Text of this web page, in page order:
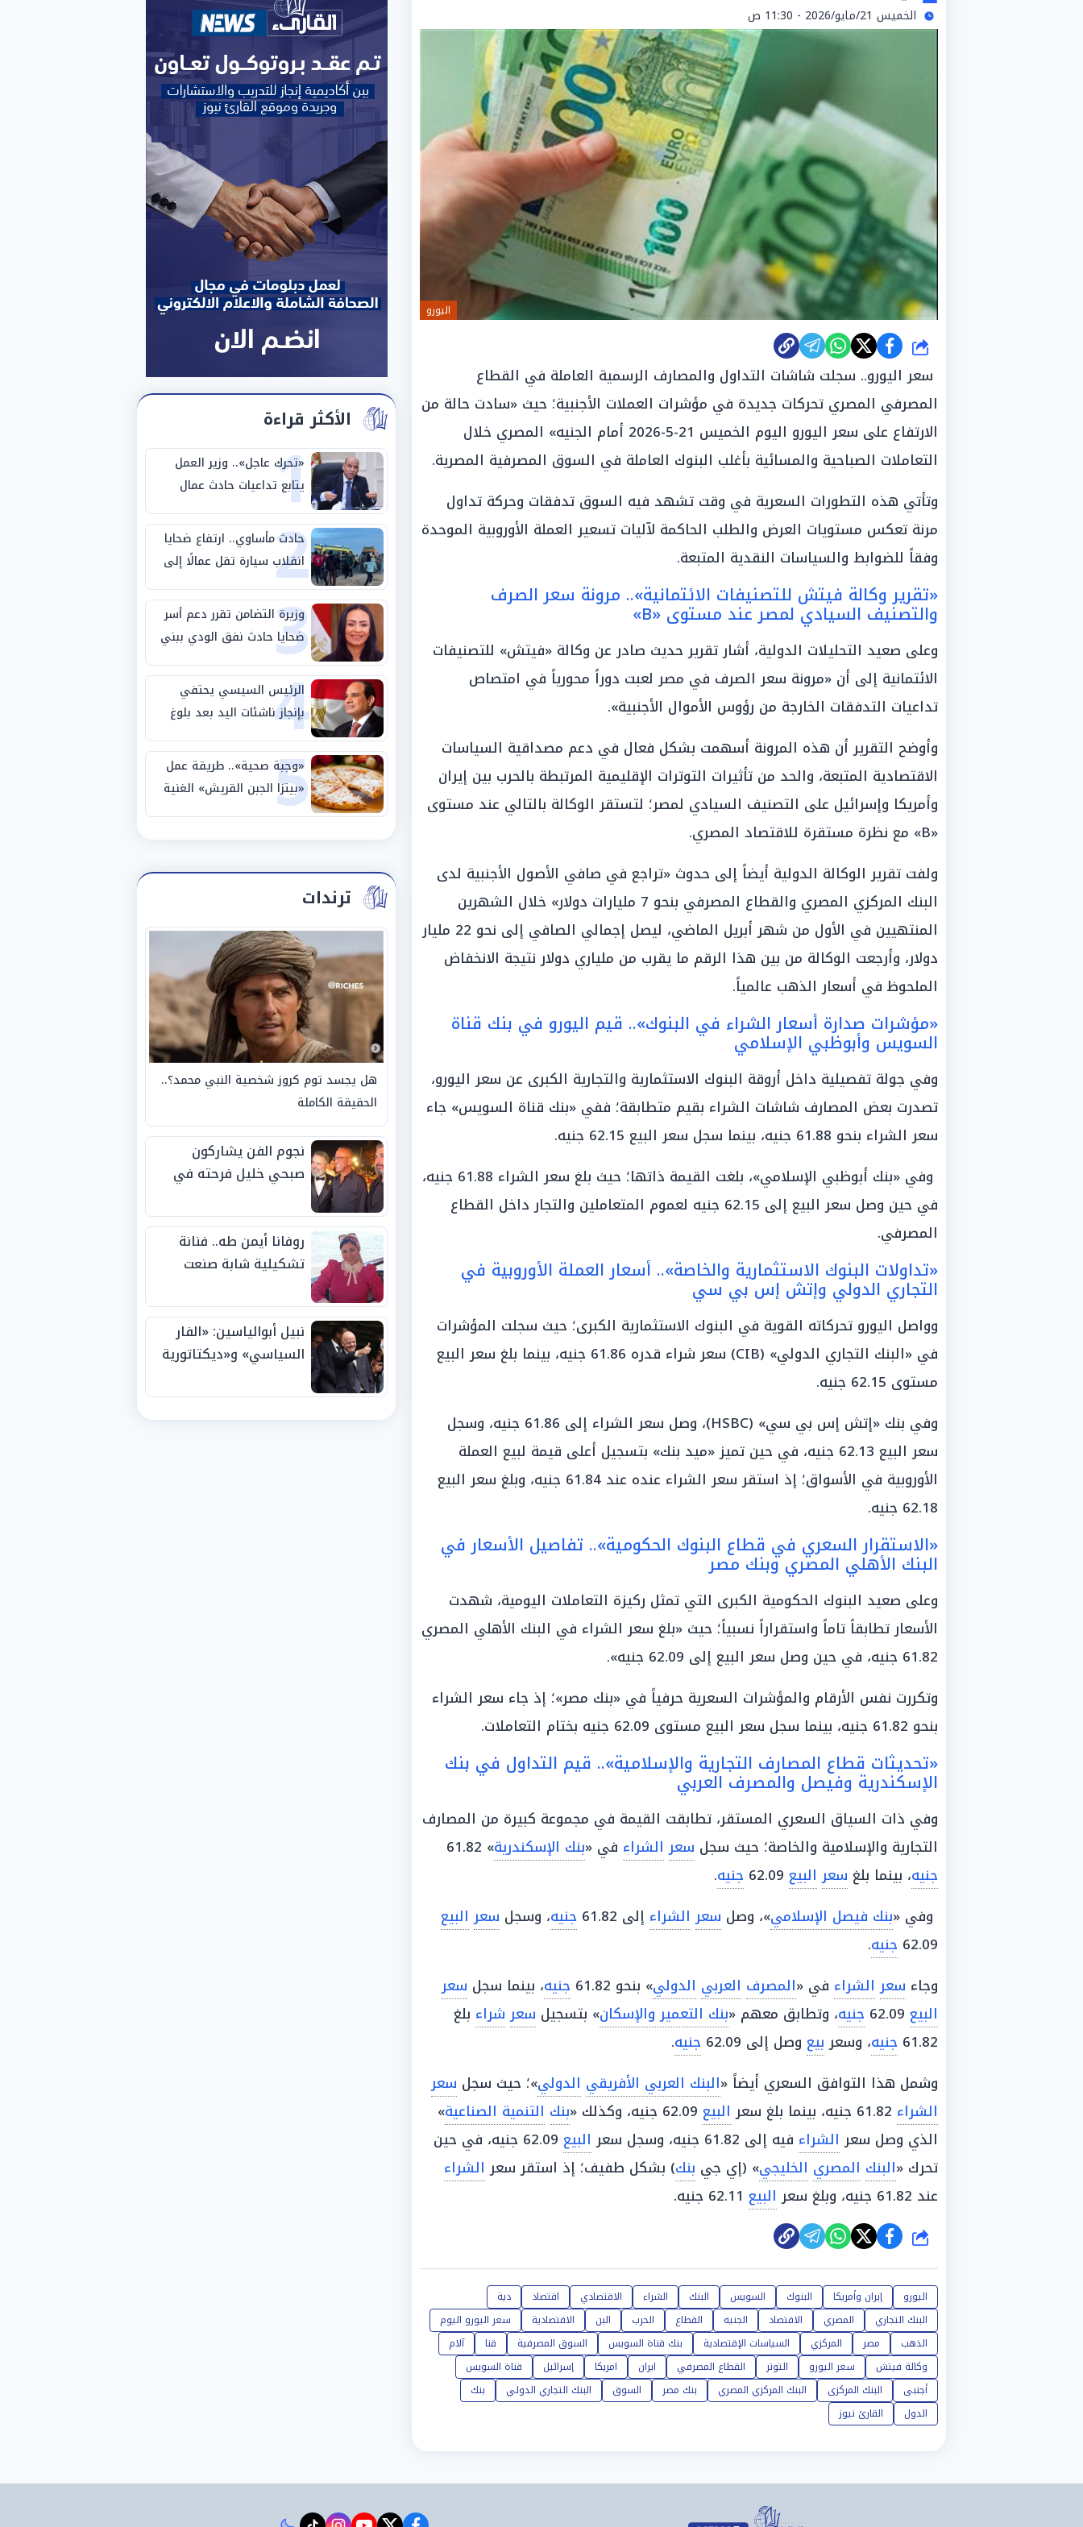
الخميس 21/مايو/2026 - 11:30 ص
اليورو
شارك
سعر اليورو.. سجلت شاشات التداول والمصارف الرسمية العاملة في القطاع
المصرفي المصري تحركات جديدة في مؤشرات العملات الأجنبية؛ حيث «سادت حالة من
الارتفاع على سعر اليورو اليوم الخميس 21-5-2026 أمام الجنيه» المصري خلال
التعاملات الصباحية والمسائية بأغلب البنوك العاملة في السوق المصرفية المصرية.
وتأتي هذه التطورات السعرية في وقت تشهد فيه السوق تدفقات وحركة تداول
مرنة تعكس مستويات العرض والطلب الحاكمة لآليات تسعير العملة الأوروبية الموحدة
وفقاً للضوابط والسياسات النقدية المتبعة.
«تقرير وكالة فيتش للتصنيفات الائتمانية».. مرونة سعر الصرف
والتصنيف السيادي لمصر عند مستوى «B»
وعلى صعيد التحليلات الدولية، أشار تقرير حديث صادر عن وكالة «فيتش» للتصنيفات
الائتمانية إلى أن «مرونة سعر الصرف في مصر لعبت دوراً محورياً في امتصاص
تداعيات التدفقات الخارجة من رؤوس الأموال الأجنبية».
وأوضح التقرير أن هذه المرونة أسهمت بشكل فعال في دعم مصداقية السياسات
الاقتصادية المتبعة، والحد من تأثيرات التوترات الإقليمية المرتبطة بالحرب بين إيران
وأمريكا وإسرائيل على التصنيف السيادي لمصر؛ لتستقر الوكالة بالتالي عند مستوى
«B» مع نظرة مستقرة للاقتصاد المصري.
ولفت تقرير الوكالة الدولية أيضاً إلى حدوث «تراجع في صافي الأصول الأجنبية لدى
البنك المركزي المصري والقطاع المصرفي بنحو 7 مليارات دولار» خلال الشهرين
المنتهيين في الأول من شهر أبريل الماضي، ليصل إجمالي الصافي إلى نحو 22 مليار
دولار، وأرجعت الوكالة من بين هذا الرقم ما يقرب من ملياري دولار نتيجة الانخفاض
الملحوظ في أسعار الذهب عالمياً.
«مؤشرات صدارة أسعار الشراء في البنوك».. قيم اليورو في بنك قناة
السويس وأبوظبي الإسلامي
وفي جولة تفصيلية داخل أروقة البنوك الاستثمارية والتجارية الكبرى عن سعر اليورو،
تصدرت بعض المصارف شاشات الشراء بقيم متطابقة؛ ففي «بنك قناة السويس» جاء
سعر الشراء بنحو 61.88 جنيه، بينما سجل سعر البيع 62.15 جنيه.
وفي «بنك أبوظبي الإسلامي»، بلغت القيمة ذاتها؛ حيث بلغ سعر الشراء 61.88 جنيه،
في حين وصل سعر البيع إلى 62.15 جنيه لعموم المتعاملين والتجار داخل القطاع
المصرفي.
«تداولات البنوك الاستثمارية والخاصة».. أسعار العملة الأوروبية في
التجاري الدولي وإتش إس بي سي
وواصل اليورو تحركاته القوية في البنوك الاستثمارية الكبرى؛ حيث سجلت المؤشرات
في «البنك التجاري الدولي» (CIB) سعر شراء قدره 61.86 جنيه، بينما بلغ سعر البيع
مستوى 62.15 جنيه.
وفي بنك «إتش إس بي سي» (HSBC)، وصل سعر الشراء إلى 61.86 جنيه، وسجل
سعر البيع 62.13 جنيه، في حين تميز «ميد بنك» بتسجيل أعلى قيمة لبيع العملة
الأوروبية في الأسواق؛ إذ استقر سعر الشراء عنده عند 61.84 جنيه، وبلغ سعر البيع
62.18 جنيه.
«الاستقرار السعري في قطاع البنوك الحكومية».. تفاصيل الأسعار في
البنك الأهلي المصري وبنك مصر
وعلى صعيد البنوك الحكومية الكبرى التي تمثل ركيزة التعاملات اليومية، شهدت
الأسعار تطابقاً تاماً واستقراراً نسبياً؛ حيث «بلغ سعر الشراء في البنك الأهلي المصري
61.82 جنيه، في حين وصل سعر البيع إلى 62.09 جنيه».
وتكررت نفس الأرقام والمؤشرات السعرية حرفياً في «بنك مصر»؛ إذ جاء سعر الشراء
بنحو 61.82 جنيه، بينما سجل سعر البيع مستوى 62.09 جنيه بختام التعاملات.
«تحديثات قطاع المصارف التجارية والإسلامية».. قيم التداول في بنك
الإسكندرية وفيصل والمصرف العربي
وفي ذات السياق السعري المستقر، تطابقت القيمة في مجموعة كبيرة من المصارف
التجارية والإسلامية والخاصة؛ حيث سجل سعر الشراء في «بنك الإسكندرية» 61.82
جنيه، بينما بلغ سعر البيع جنيه.
وفي «بنك فيصل الإسلامي»، وصل سعر الشراء إلى 61.82 جنيه، وسجل سعر البيع
62.09 جنيه.
وجاء سعر الشراء في «المصرف العربي الدولي» بنحو 61.82 جنيه، بينما سجل سعر
البيع
جنيه، وتطابق معهم «بنك التعمير والإسكان» بتسجيل سعر شراء بلغ
61.82 جنيه، وسعربيع وصل إلى 62.09 جنيه.
وشمل هذا التوافق السعري أيضاً «البنك العربي الأفريقي الدولي»؛ حيث سجل سعر
الشراء
البيع بنك التنمية الصناعية»
الذي وصل سعر الشراء فيه إلى 61.82 جنيه، وسجل سعر البيع
62.09 جنيه، في حين
تحرك «البنك المصري الخليجي» (إي جي بنك) بشكل طفيف؛ إذ استقر سعر الشراء
عند 61.82 جنيه، وبلغ سعر
البيع
شارك
اليورو إيران وأمريكا البنوك السويس البنك الشراء الاقتصادي اقتصاد
دية
البنك التجاري
المصري الاقتصاد الجنيه القطاع الحرب البن الاقتصادية
سعر اليورو اليوم
الذهب
مصر المركزي السياسات الإقتصادية بنك قناة السويس السوق المصرفية قنا
آلام
وكالة فيتش
سعر اليورو التوتر القطاع المصرفي ايران امريكا إسرائيل
قناة السويس
أجنبى
البنك المركزى البنك المركزي المصري بنك مصر السوق البنك التجاري الدولي
بنك
الدول
القارئ نيوز
الأكثر قراءة
1
«تحرك عاجل».. وزير العمل
يتابع تداعيات حادث عمال
طريق بني سويف الصحراوي
2
حادث مأساوي.. ارتفاع ضحايا
انقلاب سيارة تقل عمالًا إلى
14 شخصًا
3
وزيرة التضامن تقرر دعم أسر
ضحايا حادث نفق الودي ببني
سويف
4
الرئيس السيسي يحتفي
بإنجاز ناشئات اليد بعد بلوغ
نصف نهائي كأس العالم
5
«وجبة صحية».. طريقة عمل
«بيتزا الجبن القريش» الغنية
بالبروتين
ترندات
هل يجسد توم كروز شخصية النبي محمد؟..
الحقيقة الكاملة
نجوم الفن يشاركون
صبحي خليل فرحته في
روفانا أيمن طه.. فنانة
تشكيلية شابة صنعت
الجوائز منذ الصغر
نبيل أبوالياسين: «الفار
السياسي» و«ديكتاتورية
الفيفا».. وإقالة